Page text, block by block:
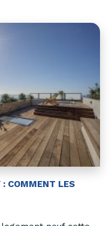
: COMMENT LES